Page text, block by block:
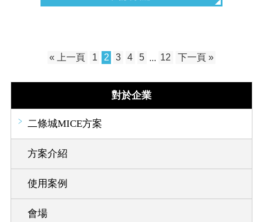
« 上一頁 1 2 3 4 5 12 下一頁 »
對於企業
二條城MICE方案
方案介紹
使用案例
會場